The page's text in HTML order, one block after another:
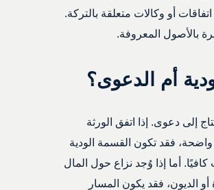
أو وكالات متعلقة بالتركة.
بالأصول المعروفة.
أم الدعوى؟
إلى دعوى. إذا اتفق الورثة
فقد تكون القسمة الودية
كافيًا. أما إذا وُجد نزاع حول المال
أو الديون، فقد يكون المسار